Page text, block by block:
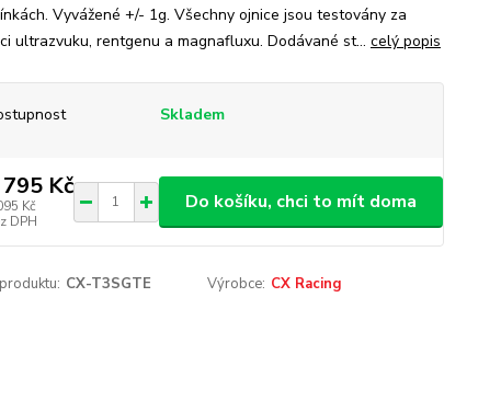
Vyvážené +/- 1g. Všechny ojnice jsou testovány za
ultrazvuku, rentgenu a magnafluxu. Dodávané st... celý popis
Skladem
Kč
Kč
DPH
Do košíku, chci to mít doma
CX-T3SGTE Výrobce: CX Racing